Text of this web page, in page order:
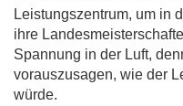
Leistungszentrum, um in
ihre
Spannung in der Luft,
vorauszusagen, wie der
würde.